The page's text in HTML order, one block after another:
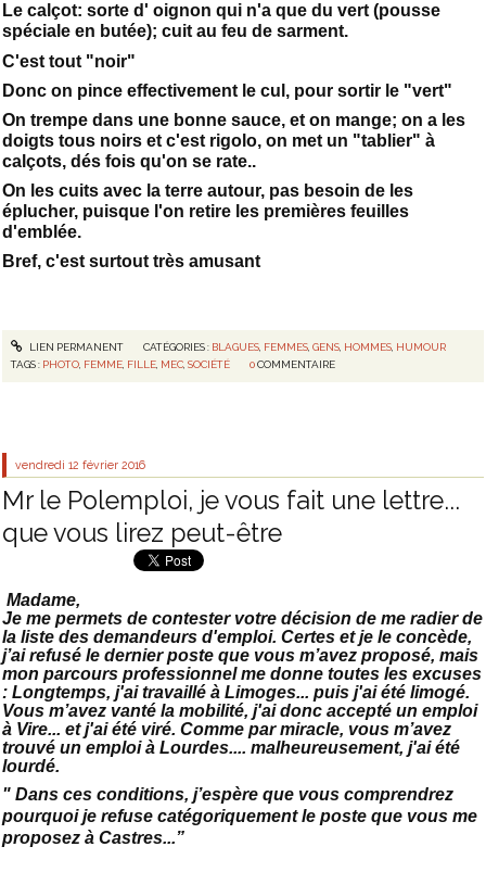
Le calçot: sorte d' oignon qui n'a que du vert (pousse
spéciale en butée); cuit au feu de sarment.
C'est tout "noir"
Donc on pince effectivement le cul, pour sortir le "vert"
On trempe dans une bonne sauce, et on mange; on a les
doigts tous noirs et c'est rigolo, on met un "tablier" à
calçots, dés fois qu'on se rate..
On les cuits avec la terre autour, pas besoin de les
éplucher, puisque l'on retire les premières feuilles
d'emblée.
Bref, c'est surtout très amusant
LIEN PERMANENT CATÉGORIES : BLAGUES, FEMMES, GENS, HOMMES, HUMOUR
TAGS : PHOTO FEMME FILLE MEC ,SOCIÉTÉ 0 COMMENTAIRE
vendredi 12 février 2016
Mr le Polemploi, je vous fait une lettre...
que vous lirez peut-être
Madame,
Je me permets de contester votre décision de me radier de
la liste des demandeurs d'emploi. Certes et je le concède,
j’ai refusé le dernier poste que vous m’avez proposé, mais
mon parcours professionnel me donne toutes les excuses
: Longtemps, j'ai travaillé à Limoges... puis j'ai été limogé.
Vous m’avez vanté la mobilité, j'ai donc accepté un emploi
à Vire... et j'ai été viré. Comme par miracle, vous m’avez
trouvé un emploi à Lourdes.... malheureusement, j'ai été
lourdé.
" Dans ces conditions, j’espère que vous comprendrez
pourquoi je refuse catégoriquement le poste que vous me
proposez à Castres...”